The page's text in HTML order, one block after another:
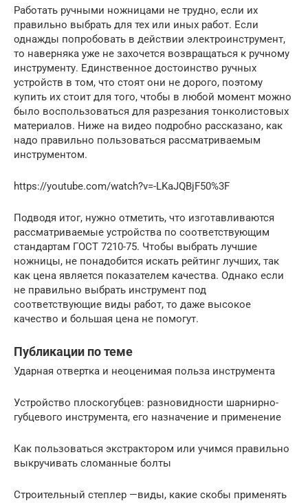
Работать ручными ножницами не трудно, если их
правильно выбрать для тех или иных работ. Если
однажды попробовать в действии электроинструмент,
то наверняка уже не захочется возвращаться к ручному
инструменту. Единственное достоинство ручных
устройств в том, что стоят они не дорого, поэтому
купить их стоит для того, чтобы в любой момент можно
было воспользоваться для разрезания тонколистовых
материалов. Ниже на видео подробно рассказано, как
надо правильно пользоваться рассматриваемым
инструментом.
https://youtube.com/watch?v=-LKaJQBjF50%3F
Подводя итог, нужно отметить, что изготавливаются
рассматриваемые устройства по соответствующим
стандартам ГОСТ 7210-75. Чтобы выбрать лучшие
ножницы, не понадобится искать рейтинг лучших, так
как цена является показателем качества. Однако если
не правильно выбрать инструмент под
соответствующие виды работ, то даже высокое
качество и большая цена не помогут.
Публикации по теме
Ударная отвертка и неоценимая польза инструмента
Устройство плоскогубцев: разновидности шарнирно-
губцевого инструмента, его назначение и применение
Как пользоваться экстрактором или учимся правильно
выкручивать сломанные болты
Строительный степлер —виды, какие скобы применять